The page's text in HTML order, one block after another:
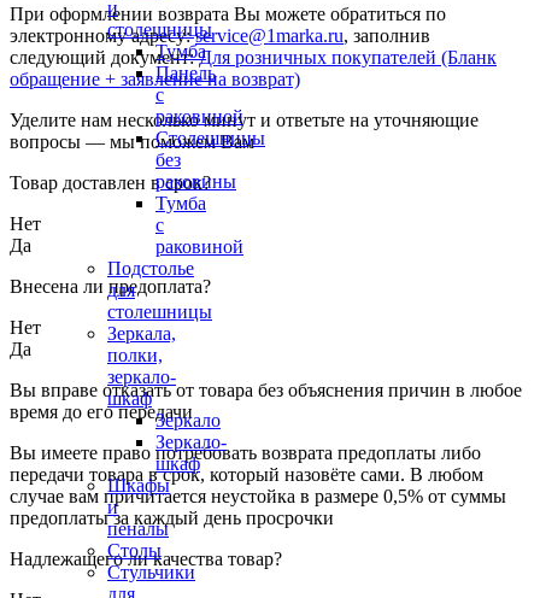
и
столешницы
Тумба
Панель
с
раковиной
Столешницы
без
раковины
Тумба
с
раковиной
Подстолье
для
столешницы
Зеркала,
полки,
зеркало-
шкаф
Зеркало
Зеркало-
шкаф
Шкафы
и
пеналы
Столы
Стульчики
При оформлении возврата Вы можете обратиться по
электронному адресу:service@1marka.ru, заполнив
следующий документ:Для розничных покупателей (Бланк
обращение + заявление на возврат)
Уделите нам несколько минут и ответьте на уточняющие
вопросы — мы поможем Вам
Товар доставлен в срок?
Нет
Да
Внесена ли предоплата?
Нет
Да
Вы вправе отказать от товара без объяснения причин в любое
время до его передачи
Вы имеете право потребовать возврата предоплаты либо
передачи товара в срок, который назовёте сами. В любом
случае вам причитается неустойка в размере 0,5% от суммы
предоплаты за каждый день просрочки
Надлежащего ли качества товар?